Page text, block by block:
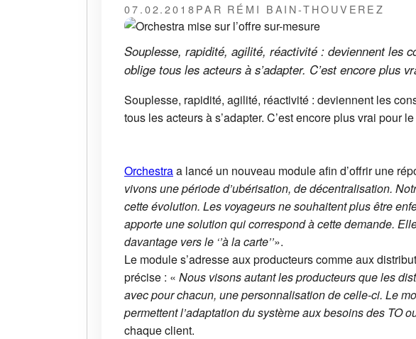
07.02.2018PAR RÉMI BAIN-THOUVEREZ
Souplesse, rapidité, agilité, réactivité : deviennent les
oblige tous les acteurs à s’adapter. C’est encore plus
Souplesse, rapidité, agilité, réactivité : deviennent les
tous les acteurs à s’adapter. C’est encore plus vrai pour
Orchestraa lancé un nouveau module afin d’offrir une
vivons une période d’ubérisation, de décentralisation.
cette évolution. Les voyageurs ne souhaitent plus être
apporte une solution qui correspond à cette demande.
davantage vers le ‘’à la carte’’».
Le module s’adresse aux producteurs comme aux
précise : « Nous visons autant les producteurs que les
avec pour chacun, une personnalisation de celle-ci. Le
permettent l’adaptation du système aux besoins des TO
chaque client.